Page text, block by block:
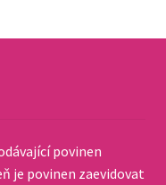
povinen
je povinen zaevidovat